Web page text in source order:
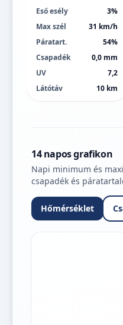
Eső esély
3%
Max szél
31 km/h
Páratart.
54%
Csapadék
0,0 mm
UV
7,2
Látótáv
10 km
14 napos grafikon
Napi minimum és
csapadék és
Hőmérséklet